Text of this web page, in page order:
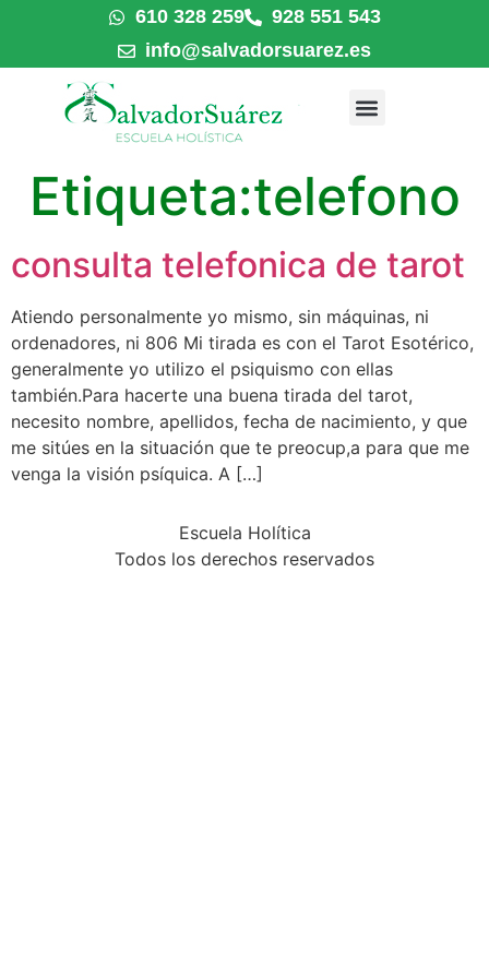
610 328 259
928 551 543
info@salvadorsuarez.es
Etiqueta:telefono
consulta telefonica de tarot
Atiendo personalmente yo mismo, sin máquinas, ni
ordenadores, ni 806 Mi tirada es con el Tarot Esotérico,
generalmente yo utilizo el psiquismo con ellas
también.Para hacerte una buena tirada del tarot,
necesito nombre, apellidos, fecha de nacimiento, y que
me sitúes en la situación que te preocup,a para que me
venga la visión psíquica. A […]
Escuela Holítica
Todos los derechos reservados